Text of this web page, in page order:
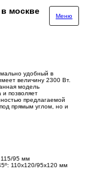
в москве
Меню
удобный в
величину 2300 Вт.
модель
и позволяет
предлагаемой
прямым углом, но и
115/95 мм
110x120/95x120 мм